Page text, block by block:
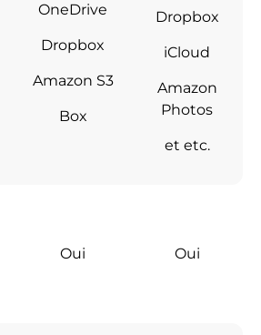
OneDrive
Dropbox
Amazon S3
Box
Dropbox
iCloud
Amazon
Photos
et etc.
Oui Oui